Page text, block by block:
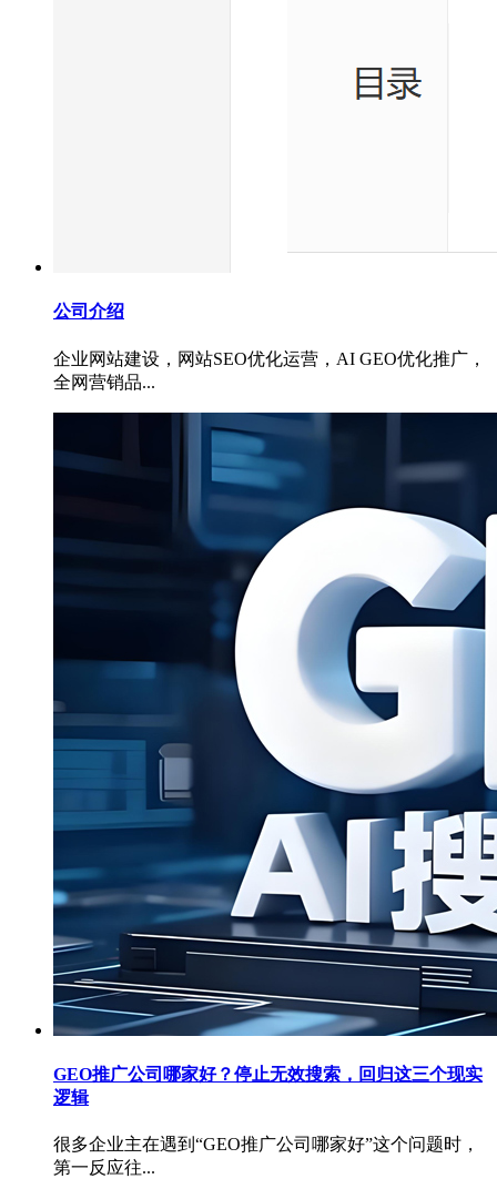
公司介绍
企业网站建设，网站SEO优化运营，AI GEO优化推广，
全网营销品...
GEO推广公司哪家好？停止无效搜索，回归这三个现实
逻辑
很多企业主在遇到“GEO推广公司哪家好”这个问题时，
第一反应往...